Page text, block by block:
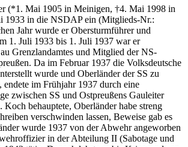
(*1. Mai 1905 in Meinigen, †4. Mai 1998 in
1933 in die NSDAP ein (Mitglieds-Nr.:
Jahr wurde er Obersturmführer und
1. Juli 1933 bis 1. Juli 1937 war er
Grenzlandamtes und Mitglied der NS-
Da im Februar 1937 die Volksdeutsche
wurde und Oberländer der SS zu
im Frühjahr 1937 durch eine
zwischen SS und Ostpreußens Gauleiter
behauptete, Oberländer habe streng
verschwinden lassen, Beweise gab es
wurde 1937 von der Abwehr angeworben
in der Abteilung II (Sabotage und